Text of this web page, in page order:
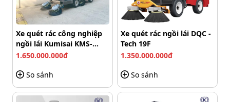
Ngoài khả năng vận hành ổn định,xe quét rác ngồi lái
Kumisai KMS 1900A có khả năng leo dốc tốt lên tới 20%.
Từ đó giúp việc dọn dẹp vệ sinh tại các khu vực rộng lớn
như bệnh viện, đô thị, trường học,... trở nên dễ dàng,
hiệu quả.
Xe quét rác công nghiệp
ngồi lái Kumisai KMS-
2000-M (Pin Lithium)
1.650.000.000đ
So sánh
Xe quét rác ngồi lái DQC -
Tech 19F
1.350.000.000đ
So sánh